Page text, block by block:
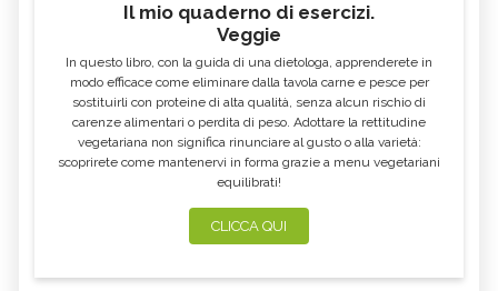
Il mio quaderno di esercizi.
Veggie
In questo libro, con la guida di una dietologa, apprenderete in
modo efficace come eliminare dalla tavola carne e pesce per
sostituirli con proteine di alta qualità, senza alcun rischio di
carenze alimentari o perdita di peso. Adottare la rettitudine
vegetariana non significa rinunciare al gusto o alla varietà:
scoprirete come mantenervi in forma grazie a menu vegetariani
equilibrati!
CLICCA QUI